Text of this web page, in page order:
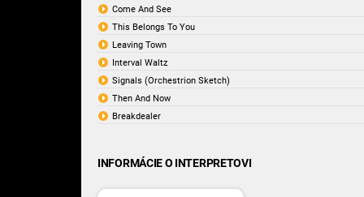
Come And See
This Belongs To You
Leaving Town
Interval Waltz
Signals (Orchestrion Sketch)
Then And Now
Breakdealer
INFORMÁCIE O INTERPRETOVI